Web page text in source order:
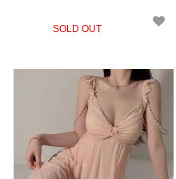
SOLD OUT